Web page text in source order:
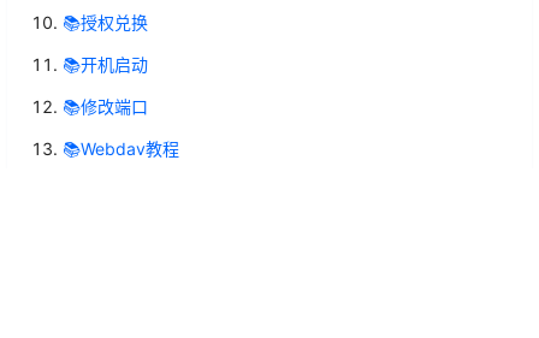
📚授权兑换
📚开机启动
📚修改端口
📚Webdav教程